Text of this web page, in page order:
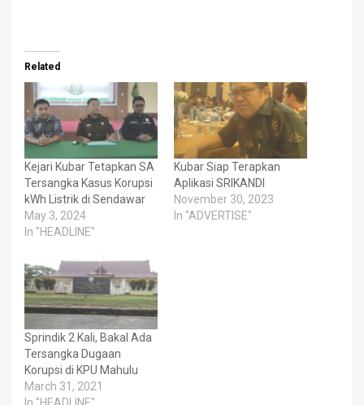
Related
Kejari Kubar Tetapkan SA
Tersangka Kasus Korupsi
kWh Listrik di Sendawar
May 3, 2024
In "HEADLINE"
Kubar Siap Terapkan
Aplikasi SRIKANDI
November 30, 2023
In "ADVERTISE"
Sprindik 2 Kali, Bakal Ada
Tersangka Dugaan
Korupsi di KPU Mahulu
March 31, 2021
In "HEADLINE"